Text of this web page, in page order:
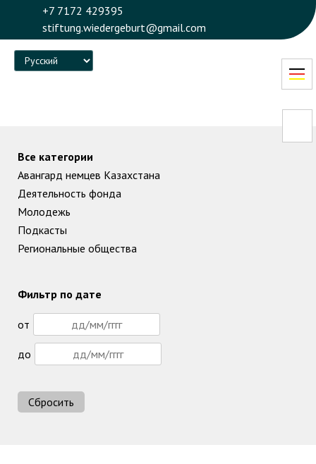
+7 7172 429395
stiftung.wiedergeburt@gmail.com
Language
Все категории
Авангард немцев Казахстана
Деятельность фонда
Молодежь
Подкасты
Региональные общества
Фильтр по дате
от
до
Сбросить